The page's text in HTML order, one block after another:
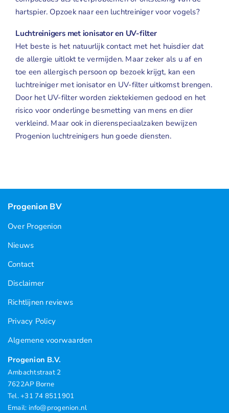
hartspier. Opzoek naar een luchtreiniger voor vogels?
Luchtreinigers met ionisator en UV-filter
Het beste is het natuurlijk contact met het huisdier dat
de allergie uitlokt te vermijden. Maar zeker als u af en
toe een allergisch persoon op bezoek krijgt, kan een
luchtreiniger met ionisator en UV-filter uitkomst brengen.
Door het UV-filter worden ziektekiemen gedood en het
risico voor onderlinge besmetting van mens en dier
verkleind. Maar ook in dierenspeciaalzaken bewijzen
Progenion luchtreinigers hun goede diensten.
Progenion BV
Over Progenion
Nieuws
Contact
Disclaimer
Richtlijnen reviews
Privacy Policy
Algemene voorwaarden
Progenion B.V.
Ambachtstraat 2
7622AP Borne
Tel. +31 74 8511901
Email: info@progenion.nl